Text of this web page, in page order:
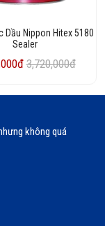
Dầu Nippon Hitex 5180
Sealer
3,720,000đ
không quá